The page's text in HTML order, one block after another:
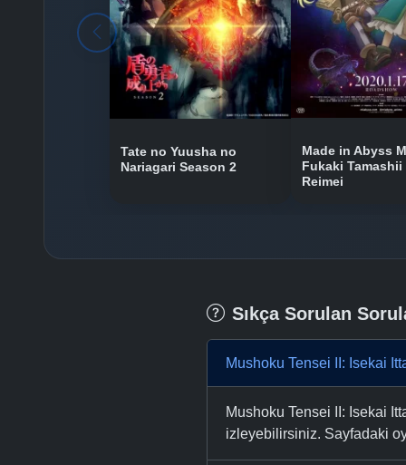
Tate no Yuusha no
Nariagari Season 2
Made in Abyss
Fukaki Tamashii
Reimei
Sıkça Sorulan
Mushoku Tensei II: Isekai
Mushoku Tensei II: Isekai
izleyebilirsiniz. Sayfadaki